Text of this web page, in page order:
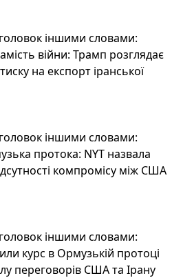
іншими словами:
війни: Трамп розглядає
на експорт іранської
іншими словами:
протока: NYT назвала
компромісу між США
іншими словами:
курс в Ормузькій протоці
переговорів США та Ірану